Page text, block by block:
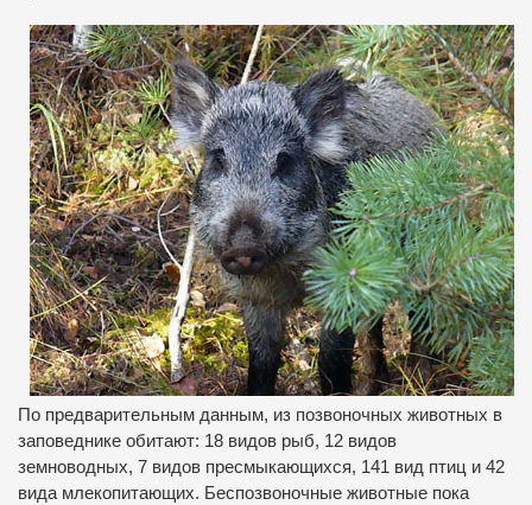
По предварительным данным, из позвоночных животных в
заповеднике обитают: 18 видов рыб, 12 видов
земноводных, 7 видов пресмыкающихся, 141 вид птиц и 42
вида млекопитающих. Беспозвоночные животные пока